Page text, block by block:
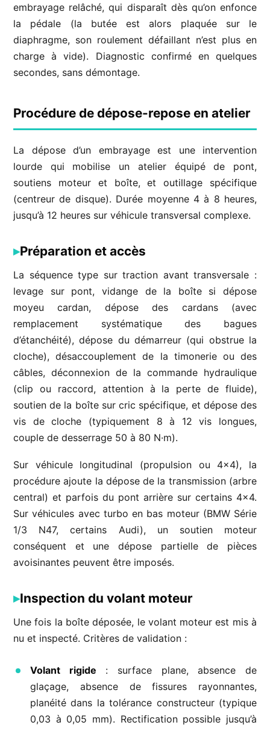
embrayage relâché, qui disparaît dès qu’on enfonce
la pédale (la butée est alors plaquée sur le
diaphragme, son roulement défaillant n’est plus en
charge à vide). Diagnostic confirmé en quelques
secondes, sans démontage.
Procédure de dépose-repose en atelier
La dépose d’un embrayage est une intervention
lourde qui mobilise un atelier équipé de pont,
soutiens moteur et boîte, et outillage spécifique
(centreur de disque). Durée moyenne 4 à 8 heures,
jusqu’à 12 heures sur véhicule transversal complexe.
Préparation et accès
La séquence type sur traction avant transversale :
levage sur pont, vidange de la boîte si dépose
moyeu cardan, dépose des cardans (avec
remplacement systématique des bagues
d’étanchéité), dépose du démarreur (qui obstrue la
cloche), désaccouplement de la timonerie ou des
câbles, déconnexion de la commande hydraulique
(clip ou raccord, attention à la perte de fluide),
soutien de la boîte sur cric spécifique, et dépose des
vis de cloche (typiquement 8 à 12 vis longues,
couple de desserrage 50 à 80 N·m).
Sur véhicule longitudinal (propulsion ou 4×4), la
procédure ajoute la dépose de la transmission (arbre
central) et parfois du pont arrière sur certains 4×4.
Sur véhicules avec turbo en bas moteur (BMW Série
1/3 N47, certains Audi), un soutien moteur
conséquent et une dépose partielle de pièces
avoisinantes peuvent être imposés.
Inspection du volant moteur
Une fois la boîte déposée, le volant moteur est mis à
nu et inspecté. Critères de validation :
Volant rigide : surface plane, absence de
glaçage, absence de fissures rayonnantes,
planéité dans la tolérance constructeur (typique
0,03 à 0,05 mm). Rectification possible jusqu’à